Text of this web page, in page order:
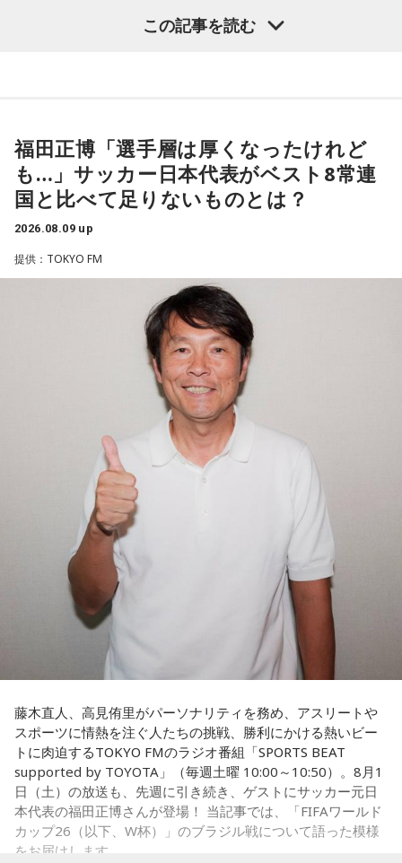
ることを明かした。また、歌手はレコーディングを終えた
後、自分自身が“演出家”となって楽曲を育てていく仕事でもあ
ると語り、長年培ってきた表現者としての思いを語った。
ューから間もなく所属レコード会社がなくなり、「どこへ行
けばいいの？」と途方に暮れたことや、芸名を何度も変えな
がら挑戦を続けてきた日々を振り返る。それでも諦めずに歌
い続けた経験が、45周年記念シングル「露天の花」に込めた
「どんな環境でも花は咲く」「その場所で咲く花がある」と
いうメッセージにつながっていると話した。人生は何度でも
立ち上がれるという応援歌は、自身の歩みそのものでもある
さらに、趣味についてもトークを展開。愛犬と過ごす時間を
増やすために驚くべきあるものを購入したと言う。さて何を
購入したのか…？ 詳しくはradikoタイムフリーで！
この記事を読む
福田正博「選手層は厚くなったけれど
も…」サッカー日本代表がベスト8常連
国と比べて足りないものとは？
2026.08.09 up
提供：TOKYO FM
藤木直人、高見侑里がパーソナリティを務め、アスリートや
スポーツに情熱を注ぐ人たちの挑戦、勝利にかける熱いビー
トに肉迫するTOKYO FMのラジオ番組「SPORTS BEAT
supported by TOYOTA」（毎週土曜 10:00～10:50）。8月1
日（土）の放送も、先週に引き続き、ゲストにサッカー元日
本代表の福田正博さんが登場！ 当記事では、「FIFAワールド
カップ26（以下、W杯）」のブラジル戦について語った模様
をお届けします。